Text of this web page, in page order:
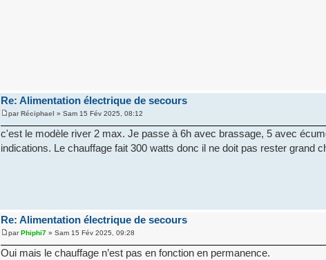
Re: Alimentation électrique de secours
par Réciphael » Sam 15 Fév 2025, 08:12
c'est le modèle river 2 max. Je passe à 6h avec brassage, 5 avec
indications. Le chauffage fait 300 watts donc il ne doit pas rester grand
Re: Alimentation électrique de secours
par Phiphi7 » Sam 15 Fév 2025, 09:28
Oui mais le chauffage n’est pas en fonction en permanence.